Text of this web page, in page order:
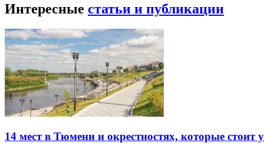
Интересные статьи и публикации
14 мест в Тюмени и окрестностях, которые стоит